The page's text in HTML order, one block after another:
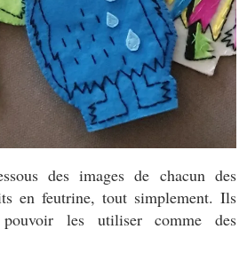
des images de chacun des
en feutrine, tout simplement. Ils
les utiliser comme des